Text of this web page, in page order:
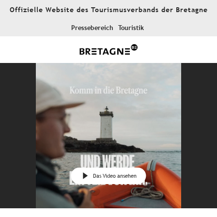
AllerOffizielle Website des Tourismusverbands der Bretagne
Pressebereich Touristik
Das Video ansehen